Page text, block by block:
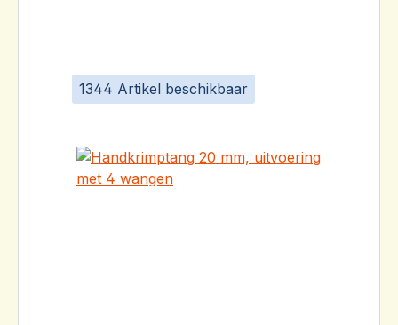
1344 Artikel beschikbaar